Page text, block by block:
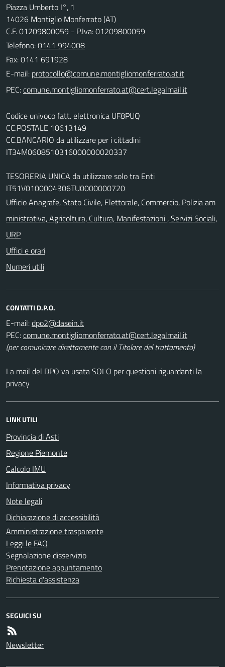
Piazza Umberto I°, 1
14026 Montiglio Monferrato (AT)
C.F. 01209800059 - P.Iva: 01209800059
Telefono:0141 994008
Fax: 0141 691928
E-mail:
PEC:
Codice univoco fatt. elettronica UF8PUQ
CC.POSTALE 10613149
CC.BANCARIO da utilizzare per i cittadini
IT34M0608510316000000020337
TESORERIA UNICA da utilizzare solo tra Enti
IT51V0100004306TU0000000720
Ufficio Anagrafe, Stato Civile, Elettorale, Commercio, Polizia am
ministrativa, Agricoltura, Cultura, Manifestazioni , Servizi Sociali,
URP
Uffici e orari
Numeri utili
CONTATTI D.P.O.
E-mail:
PEC:
(per comunicare direttamente con il Titolare del trattamento)
La mail del DPO va usata SOLO per questioni riguardanti la
privacy
LINK UTILI
Provincia di Asti
Regione Piemonte
Calcolo IMU
Informativa privacy
Note legali
Dichiarazione di accessibilità
Amministrazione trasparente
Leggi le FAQ
Segnalazione disservizio
Prenotazione appuntamento
Richiesta d'assistenza
SEGUICI SU
Newsletter